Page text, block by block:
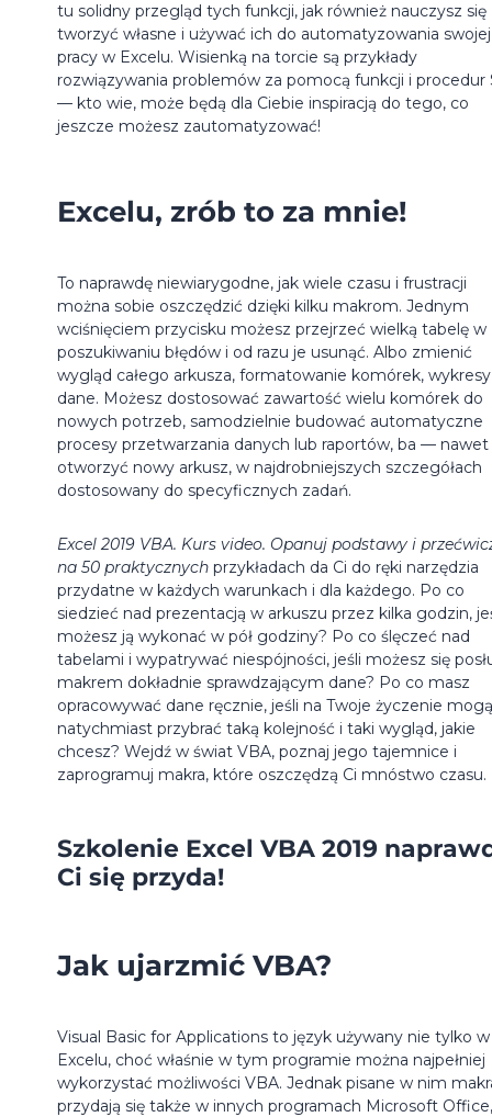
tu solidny przegląd tych funkcji, jak również nauczysz się
tworzyć własne i używać ich do automatyzowania swojej
pracy w Excelu. Wisienką na torcie są przykłady
rozwiązywania problemów za pomocą funkcji i procedur
— kto wie, może będą dla Ciebie inspiracją do tego, co
jeszcze możesz zautomatyzować!
Excelu, zrób to za mnie!
To naprawdę niewiarygodne, jak wiele czasu i frustracji
można sobie oszczędzić dzięki kilku makrom. Jednym
wciśnięciem przycisku możesz przejrzeć wielką tabelę w
poszukiwaniu błędów i od razu je usunąć. Albo zmienić
wygląd całego arkusza, formatowanie komórek,
dane. Możesz dostosować zawartość wielu komórek do
nowych potrzeb, samodzielnie budować automatyczne
procesy przetwarzania danych lub raportów, ba — nawet
otworzyć nowy arkusz, w najdrobniejszych szczegółach
dostosowany do specyficznych zadań.
Excel 2019 VBA. Kurs video. Opanuj podstawy i
na 50 praktycznych przykładach da Ci do ręki narzędzia
przydatne w każdych warunkach i dla każdego. Po co
siedzieć nad prezentacją w arkuszu przez kilka godzin,
możesz ją wykonać w pół godziny? Po co ślęczeć nad
tabelami i wypatrywać niespójności, jeśli możesz się
makrem dokładnie sprawdzającym dane? Po co masz
opracowywać dane ręcznie, jeśli na Twoje życzenie mogą
natychmiast przybrać taką kolejność i taki wygląd, jakie
chcesz? Wejdź w świat VBA, poznaj jego tajemnice i
zaprogramuj makra, które oszczędzą Ci mnóstwo czasu.
Szkolenie Excel VBA 2019
Ci się przyda!
Jak ujarzmić VBA?
Visual Basic for Applications to język używany nie tylko w
Excelu, choć właśnie w tym programie można najpełniej
wykorzystać możliwości VBA. Jednak pisane w nim
przydają się także w innych programach Microsoft Office,